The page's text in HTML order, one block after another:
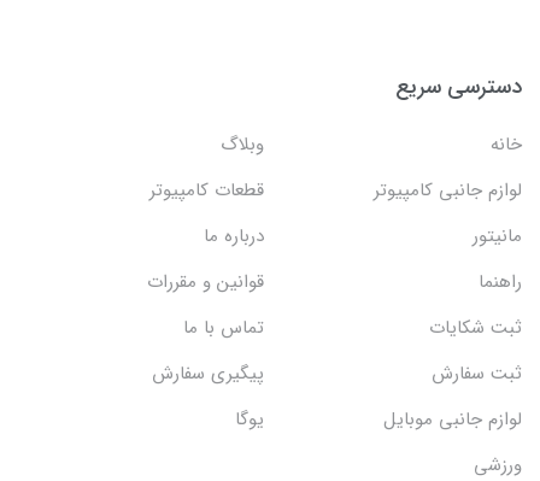
دسترسی سریع
خانه
وبلاگ
لوازم جانبی کامپیوتر
قطعات کامپیوتر
مانیتور
درباره ما
راهنما
قوانین و مقررات
ثبت شکایات
تماس با ما
ثبت سفارش
پیگیری سفارش
لوازم جانبی موبایل
یوگا
ورزشی